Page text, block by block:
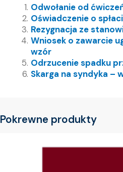
Odwołanie od
Oświadczenie o
Rezygnacja ze
Wniosek o zawarcie
wzór
Odrzucenie spadku
Skarga na syndyka –
Pokrewne produkty